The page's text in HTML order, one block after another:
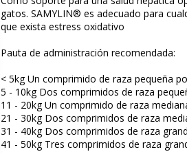
gatos. SAMYLIN® es adecuado para
que exista estress oxidativo
Pauta de administración recomendada:
< 5kg Un comprimido de raza pequeña
5 - 10kg Dos comprimidos de raza
11 - 20kg Un comprimido de raza
21 - 30kg Dos comprimidos de raza
31 - 40kg Dos comprimidos de raza
41 - 50kg Tres comprimidos de raza